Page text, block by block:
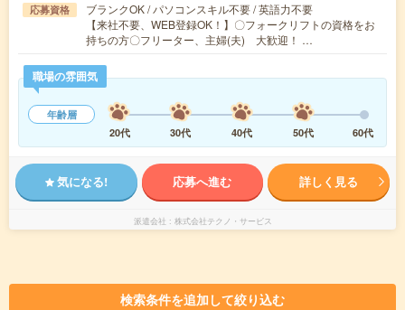
応募資格
ブランクOK / パソコンスキル不要 / 英語力不要
【来社不要、WEB登録OK！】〇フォークリフトの資格をお
持ちの方〇フリーター、主婦(夫) 大歓迎！ …
職場の雰囲気
年齢層
20代
30代 40代 50代 60代
気になる! 応募へ進む 詳しく見る
派遣会社 株式会社テクノ・サービス
検索条件を追加して絞り込む